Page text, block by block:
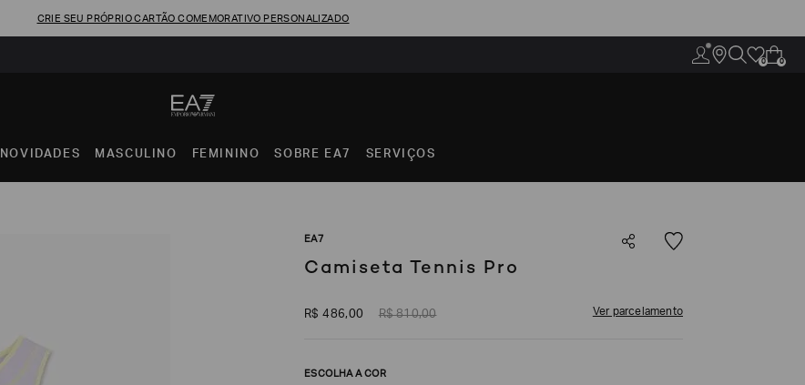
CRIE SEU PRÓPRIO CARTÃO COMEMORATIVO PERSONALIZADO
0 0
NOVIDADES MASCULINO FEMININO SOBRE EA7 SERVIÇOS
EA7
Camiseta Tennis Pro
R$ 486,00 R$ 810,00 Ver parcelamento
ESCOLHA A COR